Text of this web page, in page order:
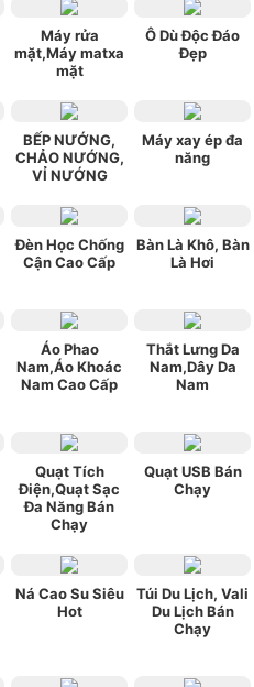
Máy rửa
mặt,Máy matxa
mặt
Ô Dù Độc Đáo
Đẹp
BẾP NƯỚNG,
CHẢO NƯỚNG,
VỈ NƯỚNG
Máy xay ép đa
năng
Đèn Học Chống
Cận Cao Cấp
Bàn Là Khô, Bàn
Là Hơi
Áo Phao
Nam,Áo Khoác
Nam Cao Cấp
Thắt Lưng Da
Nam,Dây Da
Nam
Quạt Tích
Điện,Quạt Sạc
Đa Năng Bán
Chạy
Quạt USB Bán
Chạy
Ná Cao Su Siêu
Hot
Túi Du Lịch, Vali
Du Lịch Bán
Chạy